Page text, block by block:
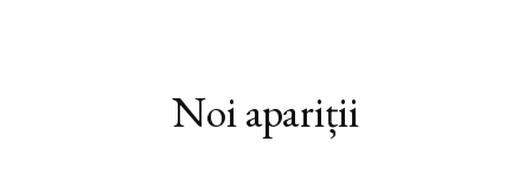
demult apusă, cu frământările și luptele ei pentru credință,
bogăție și slavă deșartă.Noi apariții